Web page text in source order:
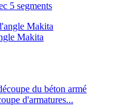
5 segments
Makita
d'armatures...